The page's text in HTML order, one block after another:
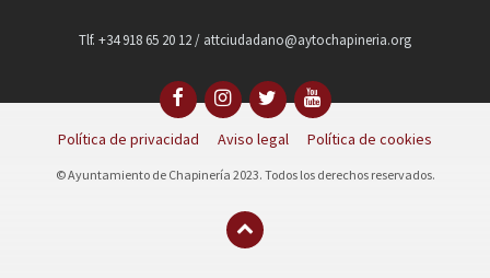
Tlf. +34 918 65 20 12 / attciudadano@aytochapineria.org
Política de privacidad Aviso legal Política de cookies
© Ayuntamiento de Chapinería 2023. Todos los derechos reservados.